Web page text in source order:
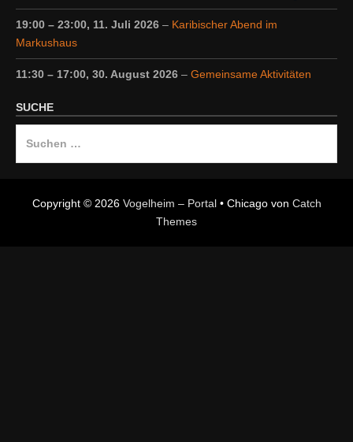
19:00 – 23:00, 11. Juli 2026 – Karibischer Abend im
Markushaus
11:30 – 17:00, 30. August 2026 – Gemeinsame Aktivitäten
SUCHE
Copyright © 2026 Vogelheim – Portal• Chicago von Catch
Themes